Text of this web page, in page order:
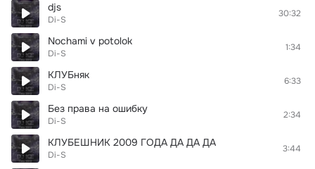
djs
Di-S
30:32
Nochami v potolok
Di-S
1:34
КЛУБняк
Di-S
6:33
Без права на ошибку
Di-S
2:34
КЛУБЕШНИК 2009 ГОДА ДА ДА ДА
Di-S
3:44